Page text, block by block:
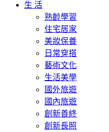
生 活
熟齡學習
住宅居家
美妝保養
日常穿搭
藝術文化
生活美學
國外旅遊
國內旅遊
創新善終
創新長照